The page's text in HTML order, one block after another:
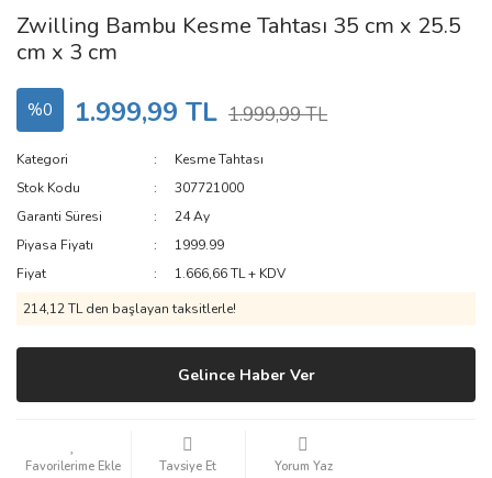
Zwilling Bambu Kesme Tahtası 35 cm x 25.5
cm x 3 cm
%0 1.999,99 TL 1.999,99 TL
Kategori
Kesme Tahtası
Stok Kodu
307721000
Garanti Süresi
24 Ay
Piyasa Fiyatı
1999.99
Fiyat
1.666,66 TL + KDV
214,12 TL den başlayan taksitlerle!
Gelince Haber Ver
Tavsiye Et Yorum Yaz